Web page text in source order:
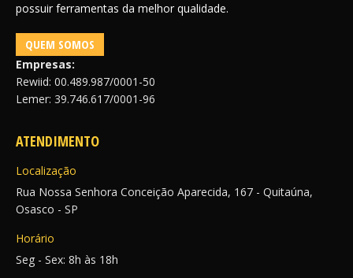
possuir ferramentas da melhor qualidade.
QUEM SOMOS
Empresas:
Rewiid: 00.489.987/0001-50
Lemer: 39.746.617/0001-96
ATENDIMENTO
Localização
Rua Nossa Senhora Conceição Aparecida, 167 - Quitaúna,
Osasco - SP
Horário
Seg - Sex: 8h às 18h